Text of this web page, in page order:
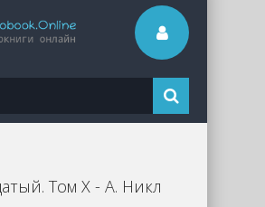
Том X - А. Никл